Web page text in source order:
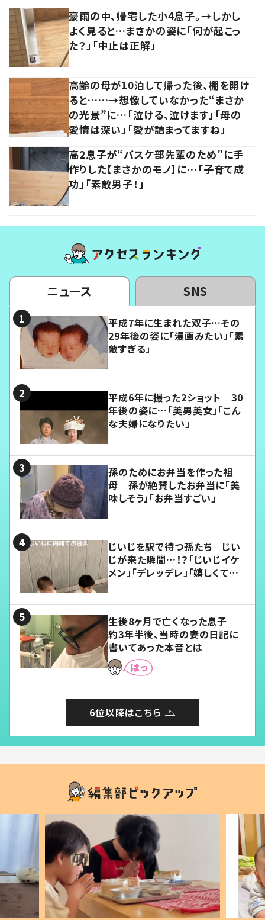
豪雨の中、帰宅した小4息子。→しかし
よく見ると…まさかの姿に「何が起こっ
た？」「中止は正解」
高齢の母が10泊して帰った後、棚を開け
ると……→想像していなかった“まさか
の光景”に…「泣ける、泣けます」「母の
愛情は深い」「愛が詰まってますね」
高2息子が“バスケ部先輩のため”に手
作りした【まさかのモノ】に…「子育て成
功」「素敵男子！」
ニュース SNS
平成7年に生まれた双子…その
29年後の姿に「漫画みたい」「素
敵すぎる」
平成6年に撮った2ショット 30
年後の姿に…「美男美女」「こん
な夫婦になりたい」
孫のためにお弁当を作った祖
母 孫が絶賛したお弁当に「美
味しそう」「お弁当すごい」
じいじを駅で待つ孫たち じい
じが来た瞬間…！？「じいじイケ
メン」「デレッデレ」「嬉しくて可
生後8ヶ月で亡くなった息子
約3年半後、当時の妻の日記に
書いてあった本音とは
6位以降はこちら